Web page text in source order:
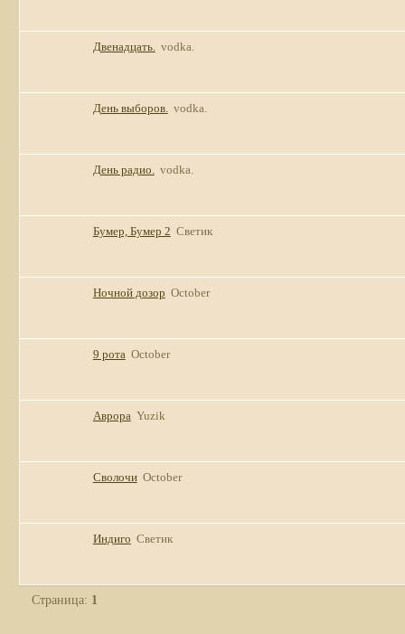
Двенадцать. vodka.
День выборов. vodka.
День радио. vodka.
Бумер, Бумер 2 Светик
Ночной дозор October
9 рота October
Аврора Yuzik
Сволочи October
Индиго Светик
Страница: 1